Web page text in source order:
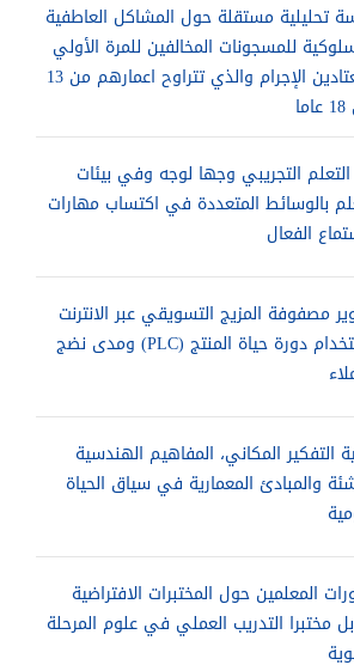
تحليلية مستقلة حول المشاكل العاطفية
للمسجونات المخالفين للمرة الأولي
ومعتادين الإجرام والذي تتراوح اعمارهم من 13
التعلم التجريبي وجها لوجه وفي بيئات
بالوسائط المتعددة في اكتساب مهارات
الفعال
مصفوفة المزيج التسويقي عبر الانترنت
باستخدام دورة حياة المنتج (PLC) ومدى نضج
التفكير المكاني، المفاهيم الهندسية
والمبادئ المعمارية في سياق الحياة
المعلمين حول المختبرات الافتراضية
مختبرا التدريب العملي في علوم المرحلة